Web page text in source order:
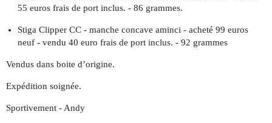
55 euros frais de port inclus. - 86 grammes.
Stiga Clipper CC - manche concave aminci - acheté 99 euros
neuf - vendu 40 euro frais de port inclus. - 92 grammes
Vendus dans boite d’origine.
Expédition soignée.
Sportivement - Andy